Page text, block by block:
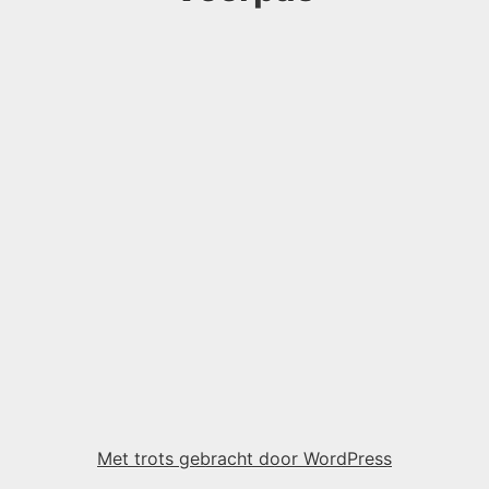
Met trots gebracht door WordPress